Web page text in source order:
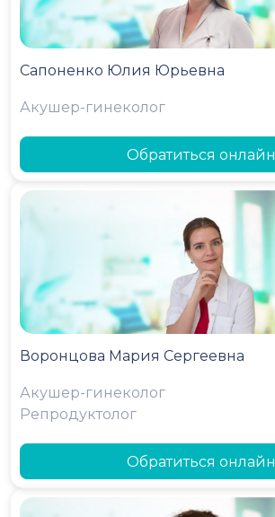
Сапоненко Юлия Юрьевна
Акушер-гинеколог
Обратиться онлайн
Воронцова Мария Сергеевна
Акушер-гинеколог
Репродуктолог
Обратиться онлайн